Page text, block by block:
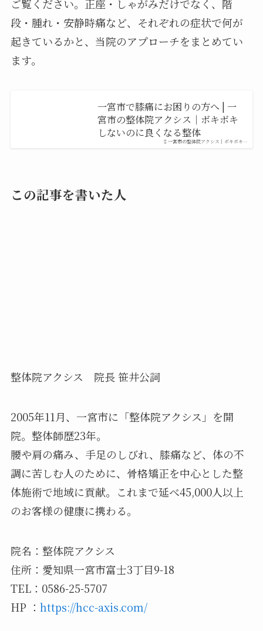
ご覧ください。正座・しゃがみだけでなく、階
段・腫れ・安静時痛など、それぞれの症状で何が
起きているかと、当院のアプローチをまとめてい
ます。
一宮市の整体院アクシス｜ボキボキ…
一宮市で膝痛にお困りの方へ | 一
宮市の整体院アクシス｜ボキボキ
しないのに良くなる整体
この記事を書いた人
整体院アクシス 院長 笹井公詞
2005年11月、一宮市に「整体院アクシス」を開
院。整体師歴23年。
腰や肩の痛み、手足のしびれ、膝痛など、体の不
調に苦しむ人のために、骨格矯正を中心とした整
体施術で地域に貢献。これまで延べ45,000人以上
のお客様の健康に携わる。
院名：整体院アクシス
住所：愛知県一宮市富士3丁目9-18
TEL：0586-25-5707
HP ： https://hcc-axis.com/